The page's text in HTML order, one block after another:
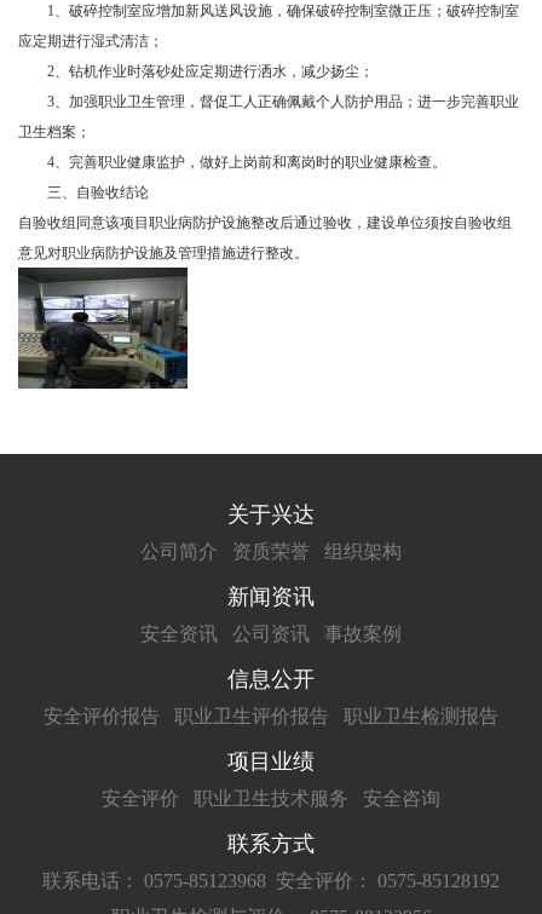
1、破碎控制室应增加新风送风设施，确保破碎控制室微正压；破碎控制室
应定期进行湿式清洁；
2、钻机作业时落砂处应定期进行洒水，减少扬尘；
3、加强职业卫生管理，督促工人正确佩戴个人防护用品；进一步完善职业
卫生档案；
4、完善职业健康监护，做好上岗前和离岗时的职业健康检查。
三、自验收结论
自验收组同意该项目职业病防护设施整改后通过验收，建设单位须按自验收组
意见对职业病防护设施及管理措施进行整改。
关于兴达
公司简介 资质荣誉 组织架构
新闻资讯
安全资讯 公司资讯 事故案例
信息公开
安全评价报告 职业卫生评价报告 职业卫生检测报告
项目业绩
安全评价 职业卫生技术服务 安全咨询
联系方式
联系电话： 0575-85123968 安全评价： 0575-85128192